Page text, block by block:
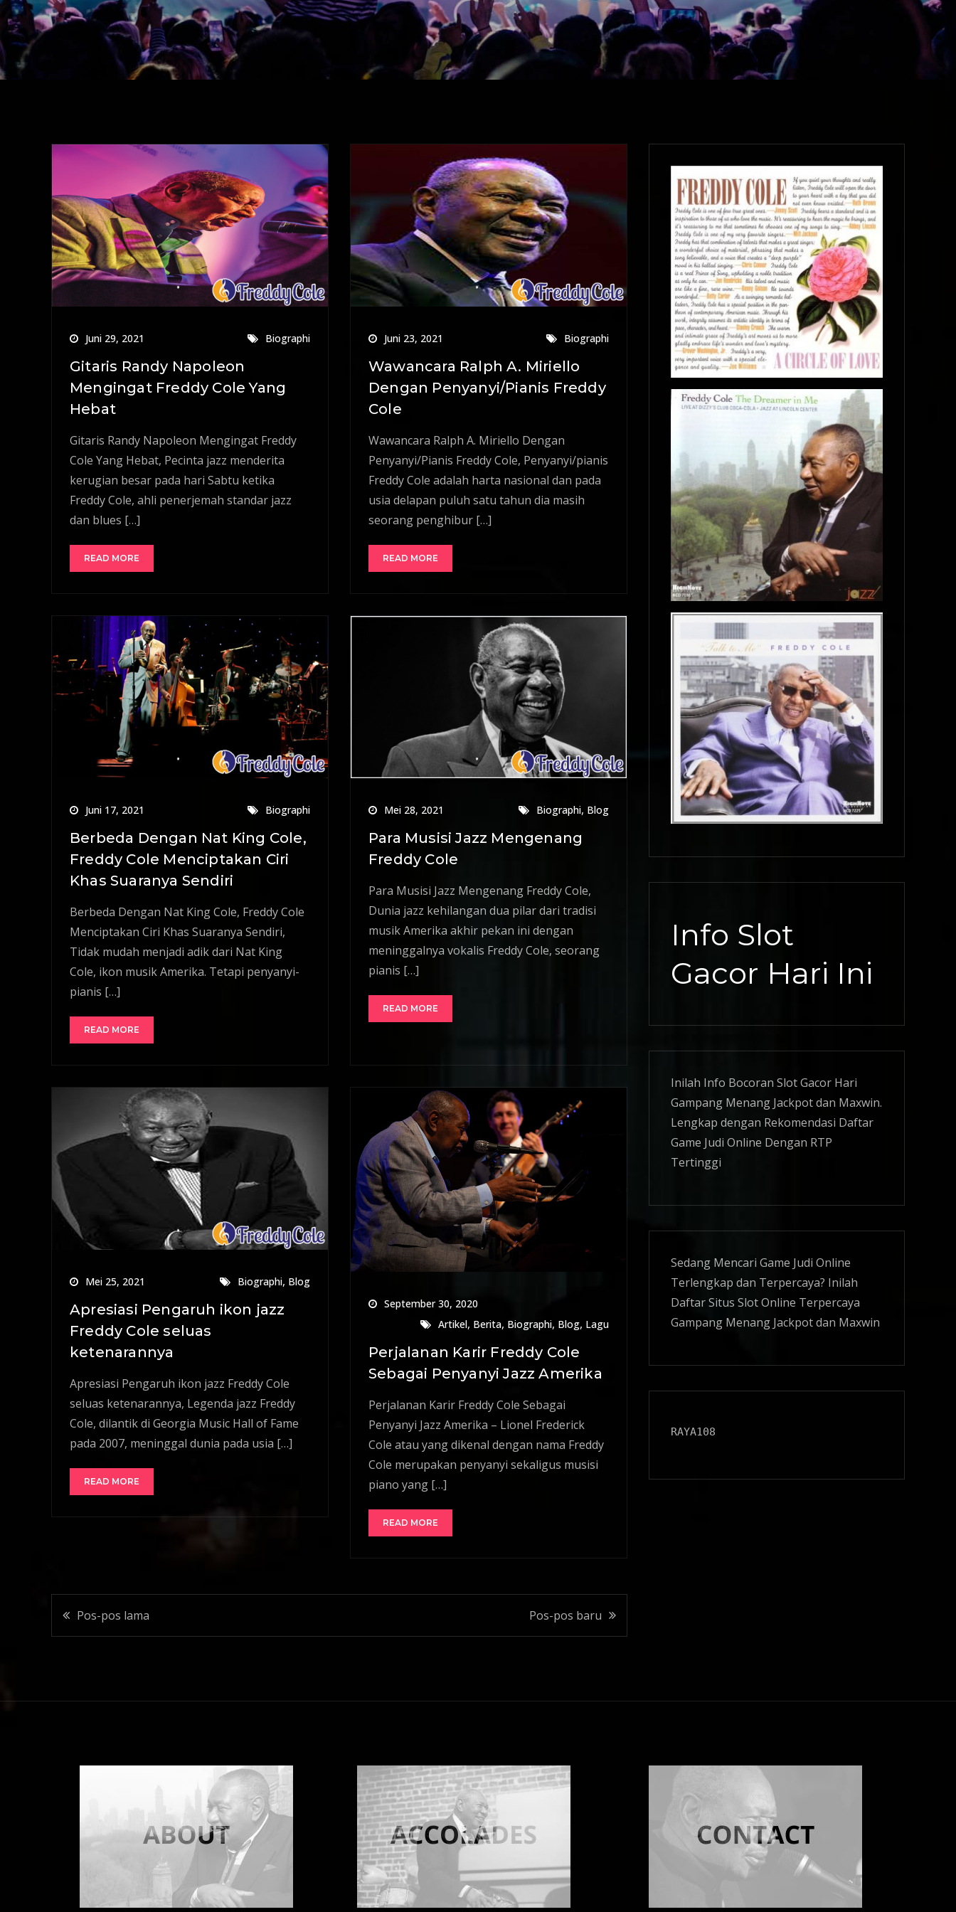
Juni 29, 2021 Biographi
Gitaris Randy Napoleon
Mengingat Freddy Cole Yang
Hebat
Gitaris Randy Napoleon Mengingat Freddy
Cole Yang Hebat, Pecinta jazz menderita
kerugian besar pada hari Sabtu ketika
Freddy Cole, ahli penerjemah standar jazz
dan blues […]
READ MORE
Juni 23, 2021 Biographi
Wawancara Ralph A. Miriello
Dengan Penyanyi/Pianis Freddy
Cole
Wawancara Ralph A. Miriello Dengan
Penyanyi/Pianis Freddy Cole, Penyanyi/pianis
Freddy Cole adalah harta nasional dan pada
usia delapan puluh satu tahun dia masih
seorang penghibur […]
READ MORE
Juni 17, 2021 Biographi
Berbeda Dengan Nat King Cole,
Freddy Cole Menciptakan Ciri
Khas Suaranya Sendiri
Berbeda Dengan Nat King Cole, Freddy Cole
Menciptakan Ciri Khas Suaranya Sendiri,
Tidak mudah menjadi adik dari Nat King
Cole, ikon musik Amerika. Tetapi penyanyi-
pianis […]
READ MORE
Mei 28, 2021 Biographi, Blog
Para Musisi Jazz Mengenang
Freddy Cole
Para Musisi Jazz Mengenang Freddy Cole,
Dunia jazz kehilangan dua pilar dari tradisi
musik Amerika akhir pekan ini dengan
meninggalnya vokalis Freddy Cole, seorang
pianis […]
READ MORE
Mei 25, 2021 Biographi, Blog
Apresiasi Pengaruh ikon jazz
Freddy Cole seluas
ketenarannya
Apresiasi Pengaruh ikon jazz Freddy Cole
seluas ketenarannya, Legenda jazz Freddy
Cole, dilantik di Georgia Music Hall of Fame
pada 2007, meninggal dunia pada usia […]
READ MORE
September 30, 2020
Artikel, Berita, Biographi, Blog, Lagu
Perjalanan Karir Freddy Cole
Sebagai Penyanyi Jazz Amerika
Perjalanan Karir Freddy Cole Sebagai
Penyanyi Jazz Amerika – Lionel Frederick
Cole atau yang dikenal dengan nama Freddy
Cole merupakan penyanyi sekaligus musisi
piano yang […]
READ MORE
Navigasi
Pos-pos lama Pos-pos baru
Info Slot
Gacor Hari Ini
Inilah Info Bocoran Slot Gacor Hari
Gampang Menang Jackpot dan Maxwin.
Lengkap dengan Rekomendasi Daftar
Game Judi Online Dengan RTP
Tertinggi
Sedang Mencari Game Judi Online
Terlengkap dan Terpercaya? Inilah
Daftar Situs Slot Online Terpercaya
Gampang Menang Jackpot dan Maxwin
RAYA108